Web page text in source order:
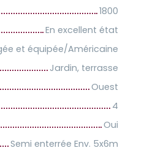
1800
En excellent état
et équipée/Américaine
Jardin, terrasse
Ouest
4
Oui
Semi enterrée Env. 5x6m